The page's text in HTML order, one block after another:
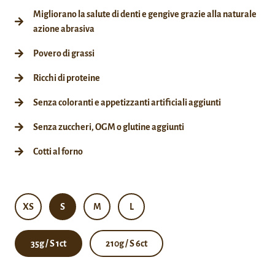
Migliorano la salute di denti e gengive grazie alla naturale
azione abrasiva
Povero di grassi
Ricchi di proteine
Senza coloranti e appetizzanti artificiali aggiunti
Senza zuccheri, OGM o glutine aggiunti
Cotti al forno
XS S M L
35g / S 1ct 210g / S 6ct